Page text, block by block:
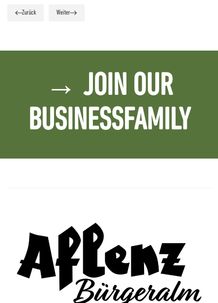
Zurück Weiter
→ JOIN OUR
BUSINESSFAMILY